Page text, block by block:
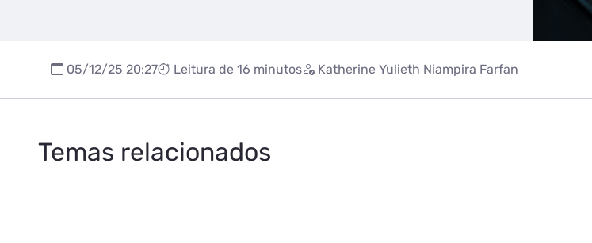
05/12/25 20:27 Leitura de 16 minutos Katherine Yulieth Niampira Farfan
Temas relacionados